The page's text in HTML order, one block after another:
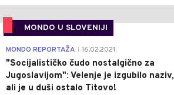
MONDO U SLOVENIJI
MONDO REPORTAŽA 16.02.2021.
"Socijalističko čudo nostalgično za
Jugoslavijom": Velenje je izgubilo naziv,
ali je u duši ostalo Titovo!